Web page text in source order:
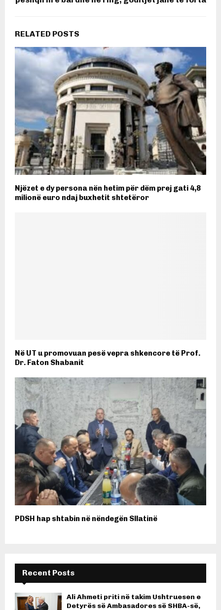
RELATED POSTS
Njëzet e dy persona nën hetim për dëm prej gati 4,8
milionë euro ndaj buxhetit shtetëror
Në UT u promovuan pesë vepra shkencore të Prof.
Dr. Faton Shabanit
PDSH hap shtabin në nëndegën Sllatinë
Recent Posts
Ali Ahmeti priti në takim Ushtruesen e
Detyrës së Ambasadores së SHBA-së,